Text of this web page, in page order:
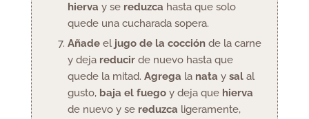
hierva y se reduzca hasta que solo
quede una cucharada sopera.
Añade el jugo de la cocciónde la carne
y deja reducir de nuevo hasta que
quede la mitad. Agrega la nata y sal al
gusto, baja el fuegoy deja que hierva
de nuevo y se reduzca ligeramente,